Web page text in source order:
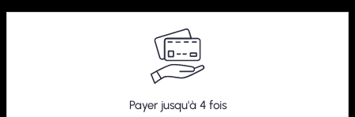
Payer jusqu'à 4 fois